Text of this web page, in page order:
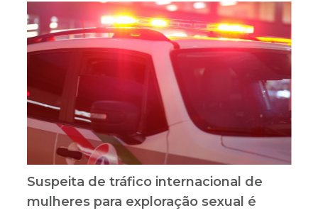
Suspeita de tráfico internacional de
mulheres para exploração sexual é